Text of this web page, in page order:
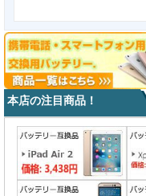
本店の注目商品！